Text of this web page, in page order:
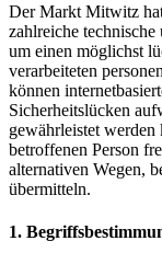
Der Markt Mitwitz
zahlreiche technische
um einen möglichst
verarbeiteten
können
Sicherheitslücken
gewährleistet werden
betroffenen Person
alternativen Wegen,
übermitteln.
1.